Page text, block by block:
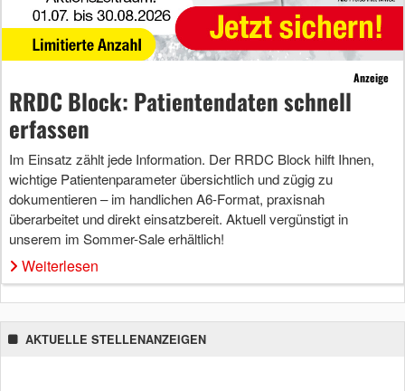
Anzeige
RRDC Block: Patientendaten schnell
erfassen
Im Einsatz zählt jede Information. Der RRDC Block hilft Ihnen,
wichtige Patientenparameter übersichtlich und zügig zu
dokumentieren – im handlichen A6-Format, praxisnah
überarbeitet und direkt einsatzbereit. Aktuell vergünstigt in
unserem im Sommer-Sale erhältlich!
Weiterlesen
AKTUELLE STELLENANZEIGEN